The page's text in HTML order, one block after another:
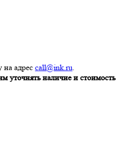
на адрес call@ink.ru.
наличие и